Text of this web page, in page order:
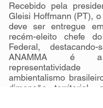
Recebido pela
Gleisi Hoffmann (PT),
deve ser entregue
recém-eleito chefe
Federal,
ANAMMA é
ambientalismo
dimensão territorial,